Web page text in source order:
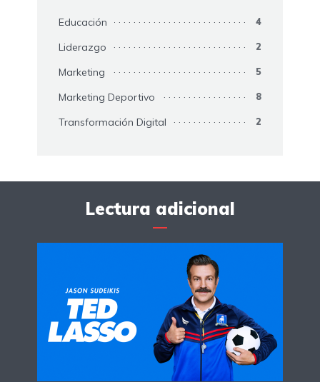
Educación 4
Liderazgo 2
Marketing 5
Marketing Deportivo 8
Transformación Digital 2
Lectura adicional